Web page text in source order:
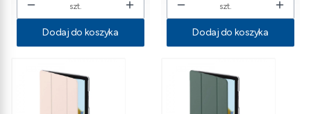
szt.
Dodaj do koszyka
szt.
Dodaj do koszyka